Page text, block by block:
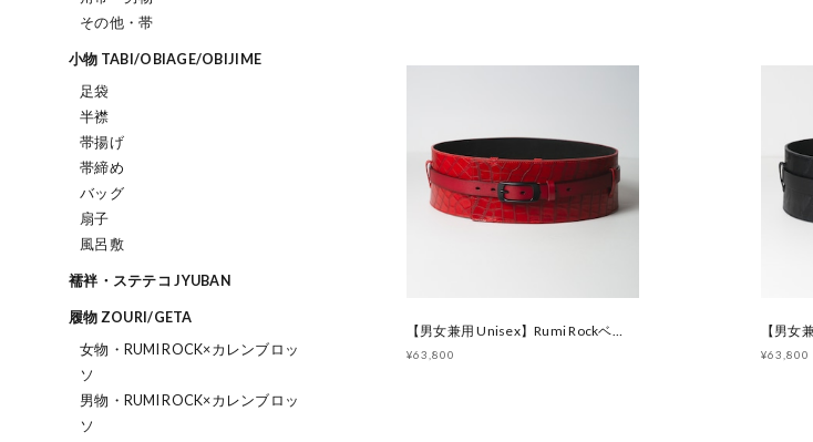
その他・帯
小物 TABI/OBIAGE/OBIJIME
足袋
半襟
帯揚げ
帯締め
バッグ
扇子
風呂敷
襦袢・ステテコ JYUBAN
履物 ZOURI/GETA
女物・RUMI ROCK×カレンブロッ
ソ
男物・RUMI ROCK×カレンブロッ
ソ
【男女兼用 Unisex】Rumi Rockベルト帯 クロコダイルレッド [E1467 E1468]
¥63,800 ¥63,800